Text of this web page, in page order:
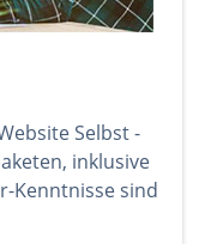
Selbst -
inklusive
Kenntnisse sind